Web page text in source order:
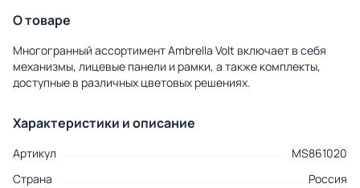
О товаре
Многогранный ассортимент Ambrella Volt включает в себя
механизмы, лицевые панели и рамки, а также комплекты,
доступные в различных цветовых решениях.
Характеристики и описание
Артикул
MS861020
Страна
Россия